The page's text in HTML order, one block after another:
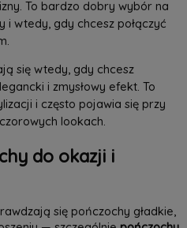
To bardzo dobry wybór na
i wtedy, gdy chcesz połączyć
się wtedy, gdy chcesz
i zmysłowy efekt. To
i często pojawia się przy
lookach.
do okazji i
się pończochy gładkie,